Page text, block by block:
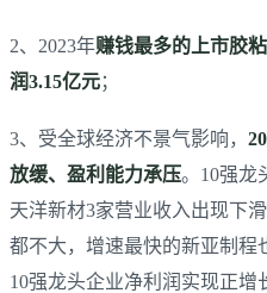
2、2023年赚钱最多的上市胶
润3.15亿元；
3、受全球经济不景气影响，
放缓、盈利能力承压。10强龙
天洋新材3家营业收入出现下
都不大，增速最快的新亚制程
10强龙头企业净利润实现正增